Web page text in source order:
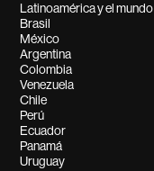
Latinoamérica y el mundo
Brasil
México
Argentina
Colombia
Venezuela
Chile
Perú
Ecuador
Panamá
Uruguay